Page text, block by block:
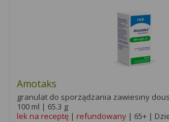
Amotaks
granulat do sporządzania zawiesiny
100 ml | 65.3 g
lek na receptę | refundowany | 65+ |